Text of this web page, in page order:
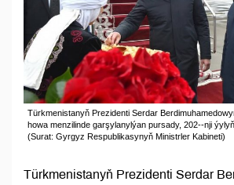
Türkmenistanyň Prezidenti Serdar
howa menzilinde garşylanylýan pursady, 202--nji
(Surat: Gyrgyz Respublikasynyň Ministrler Kabineti)
Türkmenistanyň Prezidenti Serdar